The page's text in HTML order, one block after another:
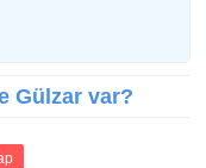
Gülzar var?